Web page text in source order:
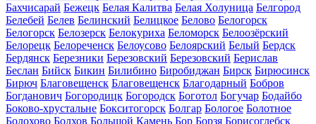
Бахчисарай Бежецк Белая Калитва Белая Холуница Белгород
Белебей Белев Белинский Белицкое Белово Белогорск
Белогорск Белозерск Белокуриха Беломорск Белоозёрский
Белорецк Белореченск Белоусово Белоярский Белый Бердск
Бердянск Березники Березовский Березовский Берислав
Беслан Бийск Бикин Билибино Биробиджан Бирск Бирюсинск
Бирюч Благовещенск Благовещенск Благодарный Бобров
Богданович Богородицк Богородск Боготол Богучар Бодайбо
Боково-хрустальне Бокситогорск Болгар Бологое Болотное
Болохово Болхов Большой Камень Бор Борзя Борисоглебск